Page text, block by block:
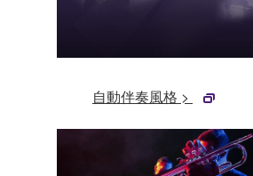
自動伴奏風格 >